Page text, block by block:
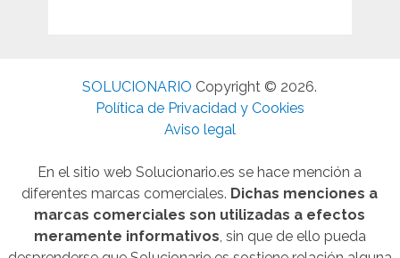
SOLUCIONARIO Copyright © 2026.
Política de Privacidad y Cookies
Aviso legal
En el sitio web Solucionario.es se hace mención a
diferentes marcas comerciales. Dichas menciones a
marcas comerciales son utilizadas a efectos
meramente informativos , sin que de ello pueda